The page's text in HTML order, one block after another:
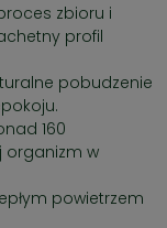
zbioru i
profil
pobudzenie
160
organizm w
powietrzem